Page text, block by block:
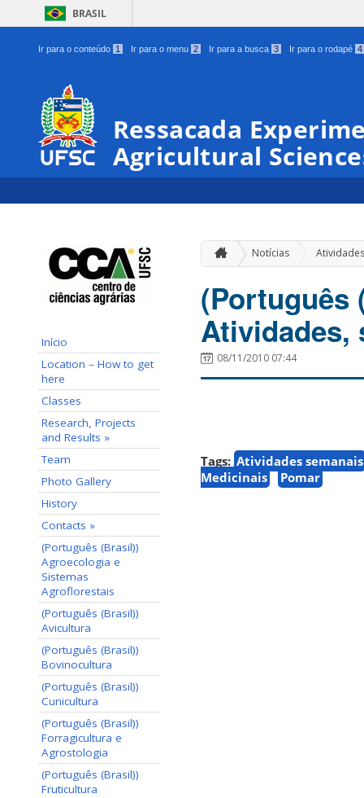
BRASIL
Ir para o conteúdo 1 Ir para o menu 2 Ir para a busca 3 Ir para o rodapé 4
Ressacada
Agricultural
Início
Location – How to get
here
Classes
Research, Projects
and Results »
Team
Photo Gallery
History
Contacts »
(Português (Brasil))
Agroecologia e
Sistemas
Agroflorestais
(Português (Brasil))
Avicultura
(Português (Brasil))
Bovinocultura
(Português (Brasil))
Cunicultura
(Português (Brasil))
Forragicultura e
Agrostologia
(Português (Brasil))
Fruticultura
Notícias
(Português
Atividades,
08/11/2010 07:44
Tags: Atividades semanais
Medicinais
Pomar